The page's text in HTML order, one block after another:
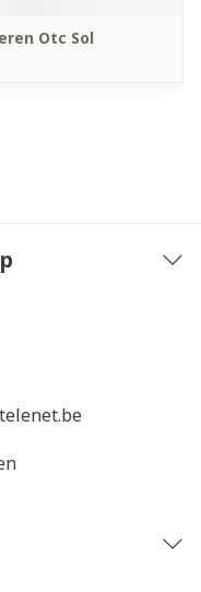
Otc Sol
telenet.be